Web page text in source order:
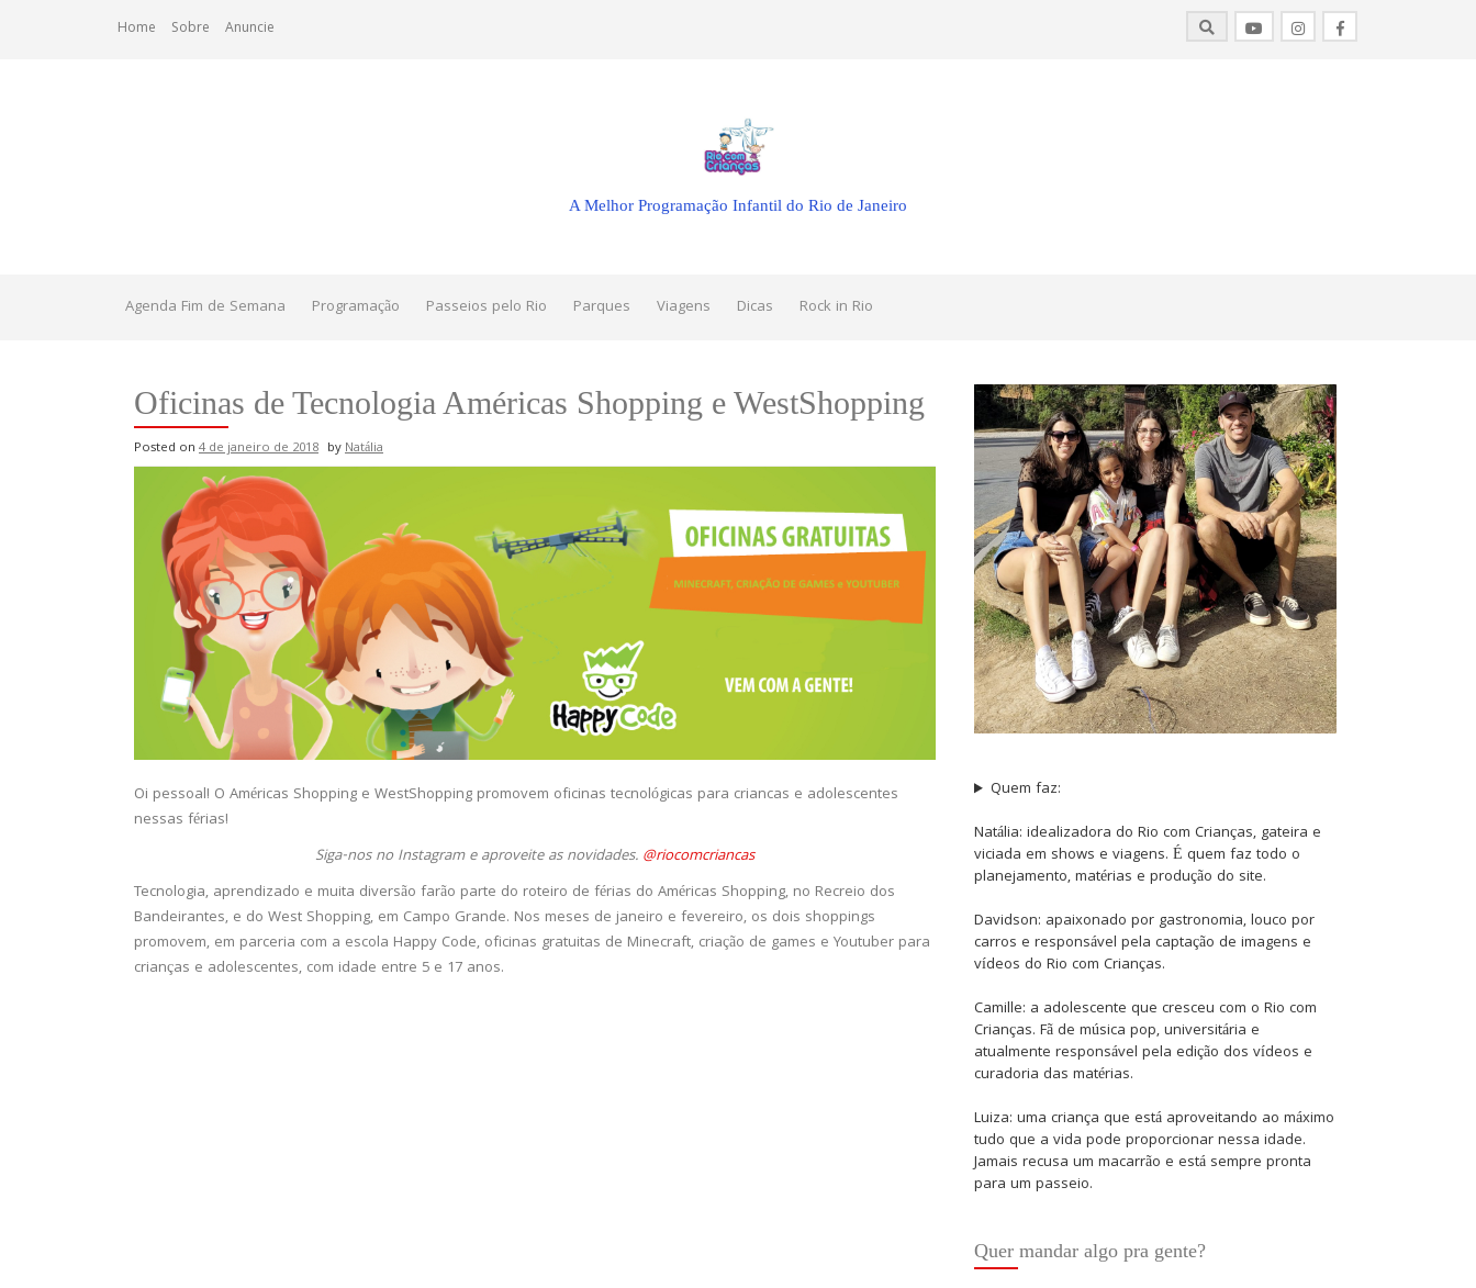
Home Sobre Anuncie
A Melhor Programação Infantil do Rio de Janeiro
Agenda Fim de Semana Programação Passeios pelo Rio Parques Viagens Dicas Rock in Rio
Oficinas de Tecnologia Américas Shopping e WestShopping
Posted on 4 de janeiro de 2018 byNatália
Oi pessoal! O Américas Shopping e WestShopping promovem oficinas tecnológicas para criancas e adolescentes
nessas férias!
Siga-nos no Instagram e aproveite as novidades. @riocomcriancas
Tecnologia, aprendizado e muita diversão farão parte do roteiro de férias do Américas Shopping, no Recreio dos
Bandeirantes, e do West Shopping, em Campo Grande. Nos meses de janeiro e fevereiro, os dois shoppings
promovem, em parceria com a escola Happy Code, oficinas gratuitas de Minecraft, criação de games e Youtuber para
crianças e adolescentes, com idade entre 5 e 17 anos.
Quem faz:
Natália: idealizadora do Rio com Crianças, gateira e
viciada em shows e viagens. É quem faz todo o
planejamento, matérias e produção do site.
Davidson: apaixonado por gastronomia, louco por
carros e responsável pela captação de imagens e
vídeos do Rio com Crianças.
Camille: a adolescente que cresceu com o Rio com
Crianças. Fã de música pop, universitária e
atualmente responsável pela edição dos vídeos e
curadoria das matérias.
Luiza: uma criança que está aproveitando ao máximo
tudo que a vida pode proporcionar nessa idade.
Jamais recusa um macarrão e está sempre pronta
para um passeio.
Quer mandar algo pra gente?